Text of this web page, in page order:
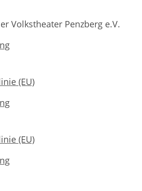
Volkstheater Penzberg e.V.
(EU)
(EU)